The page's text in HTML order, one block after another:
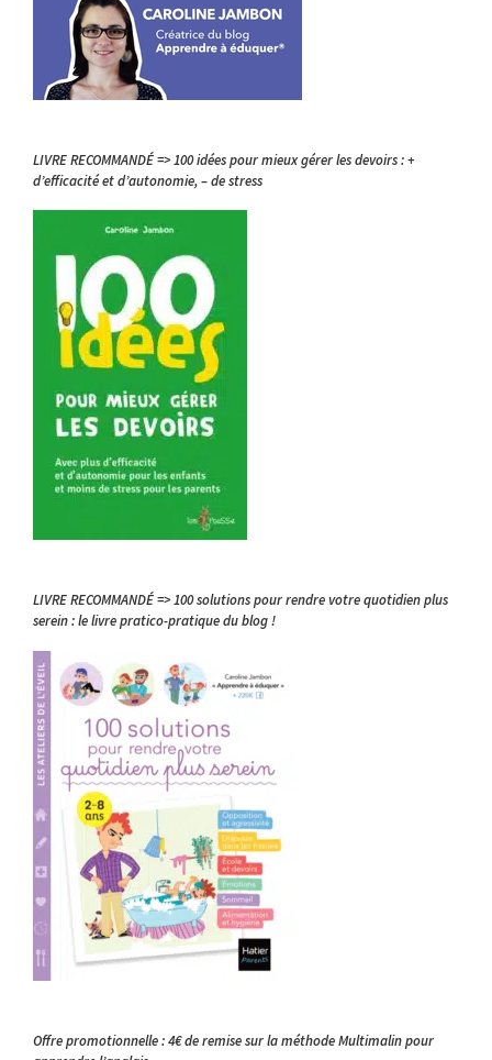
LIVRE RECOMMANDÉ => 100 idées pour mieux gérer les devoirs : +
d’efficacité et d’autonomie, – de stress
LIVRE RECOMMANDÉ => 100 solutions pour rendre votre quotidien plus
serein : le livre pratico-pratique du blog !
Offre promotionnelle : 4€ de remise sur la méthode Multimalin pour